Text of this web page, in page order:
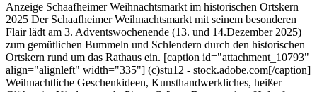
Anzeige Schaafheimer Weihnachtsmarkt im historischen Ortskern
2025 Der Schaafheimer Weihnachtsmarkt mit seinem besonderen
Flair lädt am 3. Adventswochenende (13. und 14.Dezember 2025)
zum gemütlichen Bummeln und Schlendern durch den historischen
Ortskern rund um das Rathaus ein. [caption id="attachment_10793"
align="alignleft" width="335"] (c)stu12 - stock.adobe.com[/caption]
Weihnachtliche Geschenkideen, Kunsthandwerkliches, heißer